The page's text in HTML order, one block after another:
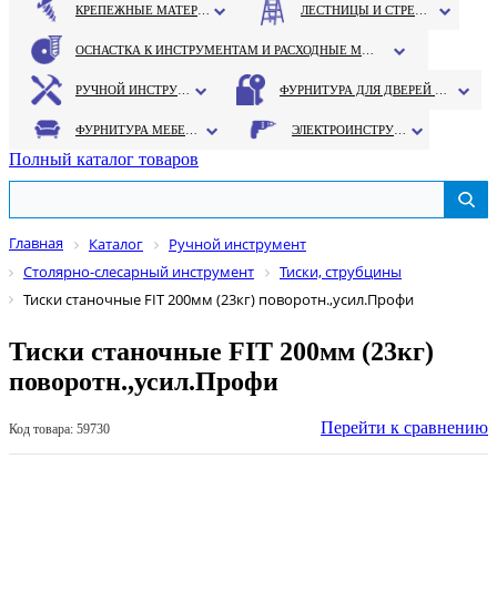
Полный каталог товаров
Главная Каталог
Ручной инструмент
Столярно-слесарный инструмент
Тиски, струбцины
Тиски станочные FIT 200мм (23кг) поворотн.,усил.Профи
Тиски станочные FIT 200мм (23кг)
поворотн.,усил.Профи
Код товара: 59730 Перейти к сравнению